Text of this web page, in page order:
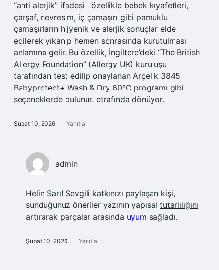
“anti alerjik” ifadesi , özellikle bebek kıyafetleri,
çarşaf, nevresim, iç çamaşırı gibi pamuklu
çamaşırların hijyenik ve alerjik sonuçlar elde
edilerek yıkanıp hemen sonrasında kurutulması
anlamına gelir. Bu özellik, İngiltere’deki “The British
Allergy Foundation” (Allergy UK) kuruluşu
tarafından test edilip onaylanan Arçelik 3845
Babyprotect+ Wash & Dry 60°C programı gibi
seçeneklerde bulunur. etrafında dönüyor.
Şubat 10, 2026 Yanıtla
admin
Helin Sarı! Sevgili katkınızı paylaşan kişi,
sunduğunuz öneriler yazının yapısal tutarlılığını
artırarak parçalar arasında uyum sağladı.
Şubat 10, 2026 Yanıtla